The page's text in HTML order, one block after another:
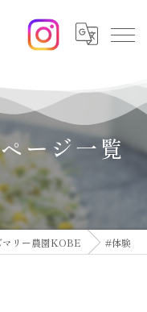
ージ一覧
マリー農園KOBE #体験